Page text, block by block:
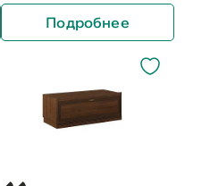
Подробнее